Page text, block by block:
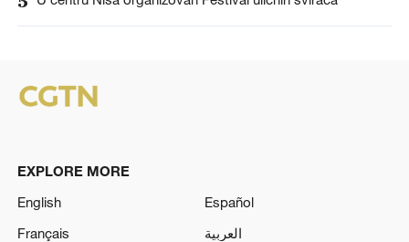
EXPLORE MORE
English
Español
Français
العربية